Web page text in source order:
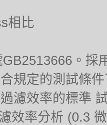
相比
。採
規定的測試條
濾效率的標準
效率分析 (0.3